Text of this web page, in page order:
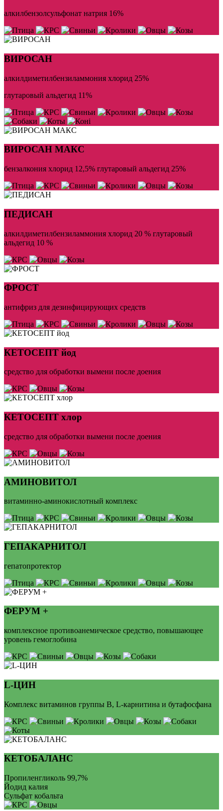
алкилбензолсульфонат натрия 16%
ВИРОСАН
алкилдиметилбензиламмония хлорид 25%
глутаровый альдегид 11%
ВИРОСАН МАКС
бензалкония хлорид 12,5% глутаровый альдегид 25%
ПЕДИСАН
алкилдиметилбензиламмония хлорид 20 % глутаровый
альдегид 10 %
ФРОСТ
aнтифриз для дезинфицирующих средств
КЕТОСЕПТ йод
средство для обработки вымени после доения
КЕТОСЕПТ хлор
средство для обработки вымени после доения
АМИНОВИТОЛ
витаминно-аминокислотный комплекс
ГЕПАКАРНИТОЛ
гепатопротектор
ФЕРУМ +
комплексное противоанемическое средство, повышающее
уровень гемоглобина
L-ЦИН
Комплекс витаминов группы В, L-карнитина и бутафосфана
КЕТОБАЛАНС
Пропиленгликоль 99,7%
Йодид калия
Сульфат кобальта